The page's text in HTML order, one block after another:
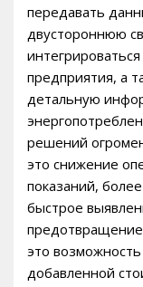
передавать
двустороннюю
предприятия, а
детальную
решений
это снижение
показаний,
быстрое
это
добавленной